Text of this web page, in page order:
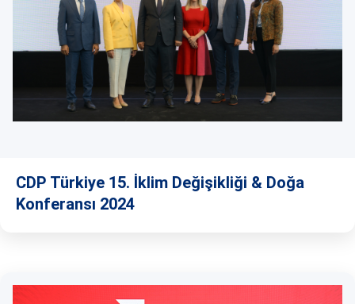
CDP Türkiye 15. İklim Değişikliği & Doğa
Konferansı 2024